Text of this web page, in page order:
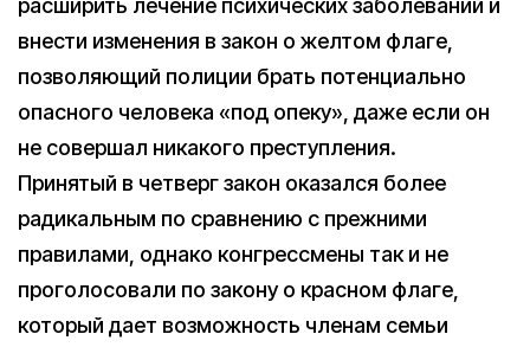
расширить лечение психических заболеваний и
внести изменения в закон о желтом флаге,
позволяющий полиции брать потенциально
опасного человека «под опеку», даже если он
не совершал никакого преступления.
Принятый в четверг закон оказался более
радикальным по сравнению с прежними
правилами, однако конгрессмены так и не
проголосовали по закону о красном флаге,
который дает возможность членам семьи